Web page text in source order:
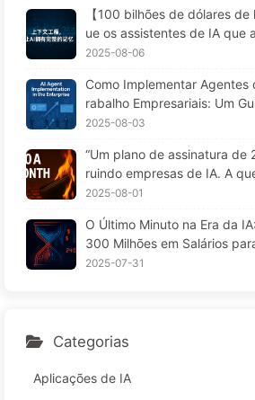
em, e mantenha o ruído do
da AI 170
【100 bilhões de dólares
ue os assistentes de IA que
fortunas para implementar
ntem seu desempenho em
A 169
2025-08-06
Como Implementar Agentes
rabalho Empresariais: Um
25 — Aprendendo IA aos
2025-08-03
“Um plano de assinatura de
ruindo empresas de IA. A
kens é uma ilusão; o que
e 164
2025-08-01
O Último Minuto na Era da
300 Milhões em Salários
de de Cálculo, Usufruindo
2025-07-31
Categorias
Aplicações de IA